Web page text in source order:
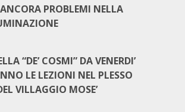
PROBLEMI NELLA
“DE’ COSMI” DA VENERDI’
LE LEZIONI NEL PLESSO
VILLAGGIO MOSE’